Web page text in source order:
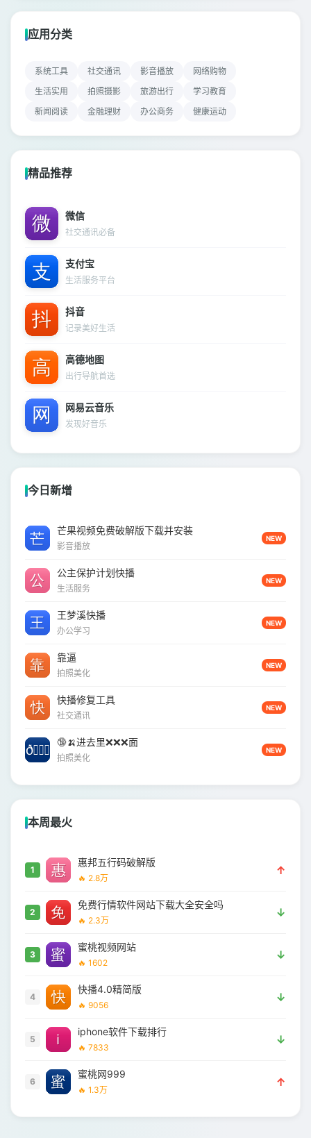
应用分类
系统工具 社交通讯 影音播放
网络购物
生活实用
拍照摄影 旅游出行
学习教育
新闻阅读
金融理财 办公商务 健康运动
精品推荐
微信
社交通讯必备
支付宝
生活服务平台
抖音
记录美好生活
高德地图
出行导航首选
网易云音乐
发现好音乐
今日新增
芒果视频免费破解版下载并安装
影音播放
NEW
公主保护计划快播
生活服务
NEW
王梦溪快播
办公学习
NEW
靠逼
拍照美化
NEW
快播修复工具
社交通讯
NEW
🔞🍌进去里❌❌❌面
拍照美化
NEW
本周最火
1
惠邦五行码破解版
🔥 2.8万
↑
2
免费行情软件网站下载大全安全吗
🔥 2.3万
↓
3
蜜桃视频网站
🔥 1602
↓
4
快播4.0精简版
🔥 9056
↓
5
iphone软件下载排行
🔥 7833
↓
6
蜜桃网999
🔥 1.3万
↑